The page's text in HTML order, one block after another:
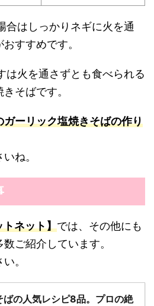
合はしっかりネギに火を通
すすめです。
は火を通さずとも食べられる
そばです。
ガーリック塩焼きそばの作り
ね。
ネット】では、その他にも
ご紹介しています。
。
ばの人気レシピ8品。プロの絶